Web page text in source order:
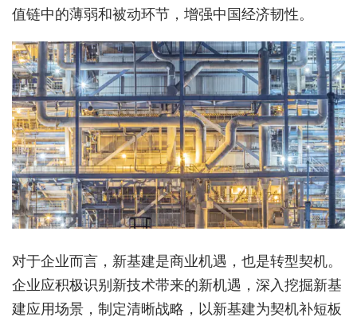
值链中的薄弱和被动环节，增强中国经济韧性。
对于企业而言，新基建是商业机遇，也是转型契机。
企业应积极识别新技术带来的新机遇，深入挖掘新基
建应用场景，制定清晰战略，以新基建为契机补短板